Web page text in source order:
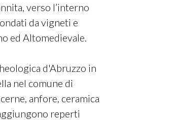
verso l’interno
da vigneti e
ed Altomedievale.
d'Abruzzo in
nel comune di
anfore, ceramica
reperti